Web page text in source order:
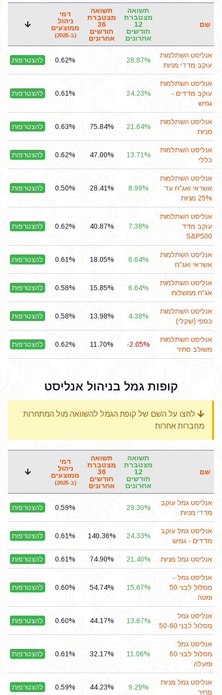
שם
תשואה
מצטברת
12
חודשים
אחרונים
תשואה
מצטברת
36
חודשים
אחרונים
דמי
ניהול
ממוצעים
(ב-2025)
אנליסט השתלמות
עוקב מדדי מניות
28.87%
0.62% להצטרפות
אנליסט השתלמות
עוקב מדדים -
גמיש
24.23%
0.61% להצטרפות
אנליסט השתלמות
מניות
21.64%
75.84%
0.63% להצטרפות
אנליסט השתלמות
כללי
13.71%
47.00%
0.62% להצטרפות
אנליסט השתלמות
אשראי ואג"ח עד
25% מניות
8.99%
28.41%
0.50% להצטרפות
אנליסט השתלמות
עוקב מדד
S&P500
7.38%
40.87%
0.62% להצטרפות
אנליסט השתלמות
אשראי ואג"ח
6.64%
18.05%
0.61% להצטרפות
אנליסט השתלמות
אג"ח ממשלות
6.64%
15.85%
0.58% להצטרפות
אנליסט השתלמות
כספי (שקלי)
4.38%
13.98%
0.58% להצטרפות
אנליסט השתלמות
משולב סחיר
-2.05%
11.70%
0.62% להצטרפות
קופות גמל בניהול אנליסט
לחצו על השם של קופת הגמל להשוואה מול המתחרות
מחברות אחרות
שם
תשואה
מצטברת
12
חודשים
אחרונים
תשואה
מצטברת
36
חודשים
אחרונים
דמי
ניהול
ממוצעים
(ב-2025)
אנליסט גמל עוקב
מדדי מניות
29.30%
0.59% להצטרפות
אנליסט גמל עוקב
מדדים - גמיש
24.33%
140.36%
0.61% להצטרפות
אנליסט גמל מניות 21.40%
74.90%
0.61% להצטרפות
אנליסט גמל -
מסלול לבני 50
ומטה
15.67%
54.74%
0.60% להצטרפות
אנליסט גמל
מסלול לבני 50-60
13.67%
44.17%
0.60% להצטרפות
אנליסט גמל
מסלול לבני 60
ומעלה
11.06%
32.17%
0.61% להצטרפות
אנליסט גמל מניות
סחיר
9.29%
44.23%
0.59% להצטרפות